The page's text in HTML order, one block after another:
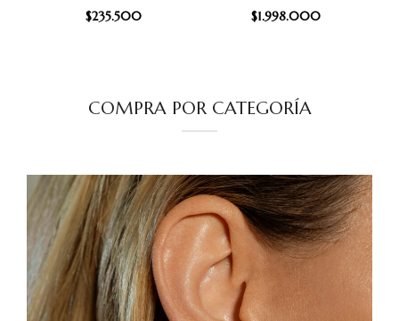
$235.500 $1.998.000
COMPRA POR CATEGORÍA